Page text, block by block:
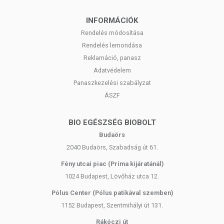
kizárása végett. A fül mögötti terület erre kiválóan alkalmas,
A glutation krém alkalmazásakor ügyelj rá, hogy szembe és
nyálkahártyára ne kerüljön.
(Illusztrációért lásd a termék fotóit!)Az airless flakonoknál sajnos
előfordulhat ez a probléma. A megoldás az, hogy a flakon alját
cuppanó hangot nem hallasz. Ez azt jelzi, hogy kinyomtad a levegőt,
és a pumpa működni fog. Ezt követően helyezd vissza az alját, és
kezdd el pumpálni. Lehet, hogy kell hozzá néhány pumpálás, mire a
Ezt a műveletet javasoljuk akkor is, amikor már érezhetően kevés
ÖSSZETEVŐK
INFORMÁCIÓK
Rendelés módosítása
Rendelés lemondása
Reklamáció, panasz
Adatvédelem
Panaszkezelési szabályzat
ÁSZF
BIO EGÉSZSÉG BIOBOLT
Budaörs
2040 Budaörs, Szabadság út 61.
Fény utcai piac (Príma kijáratánál)
1024 Budapest, Lövőház utca 12.
Pólus Center (Pólus patikával szemben)
1152 Budapest, Szentmihályi út 131.
Rákóczi út